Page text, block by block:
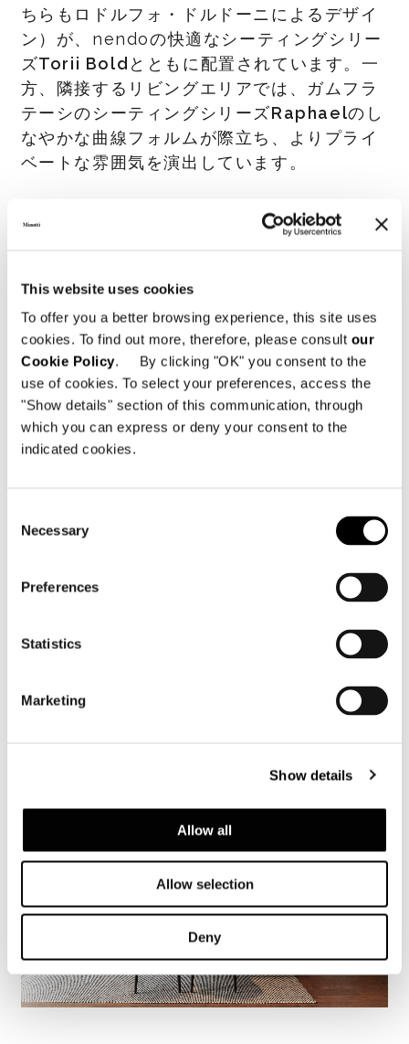
This website uses cookies
To offer you a better browsing experience, this site uses
cookies. To find out more, therefore, please consult our
Cookie Policy. By clicking "OK" you consent to the
use of cookies. To select your preferences, access the
"Show details" section of this communication, through
which you can express or deny your consent to the
indicated cookies.
Selection
Necessary
Preferences
Statistics
Marketing
Show details
Allow all
Allow selection
Deny
ちらもロドルフォ・ドルドーニによるデザイ
ン）が、nendoの快適なシーティングシリー
ズTorii Bold とともに配置されています。一
方、隣接するリビングエリアでは、ガムフラ
テーシのシーティングシリーズRaphaelのし
なやかな曲線フォルムが際立ち、よりプライ
ベートな雰囲気を演出しています。
カラーパレットは、ブラウンの濃い色調や、
ホワイト、ベージュグレー、ベージュの柔ら
トカラーが加わり、クラシシズムとコンテン
ポラリティが調和した洗練された空間を作り
出しています。
Minotti Berlin by Herrendorf
T: +49 30 755 4204 56